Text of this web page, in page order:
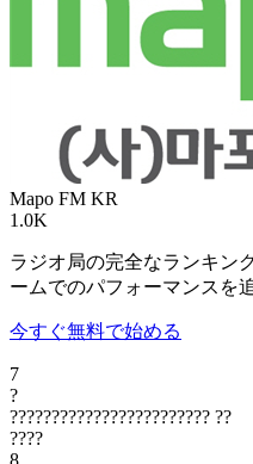
Mapo FM KR
1.0K
ラジオ局の完全なランキン
ームでのパフォーマンスを
今すぐ無料で始める
7
?
???????????????????????? ??
????
8